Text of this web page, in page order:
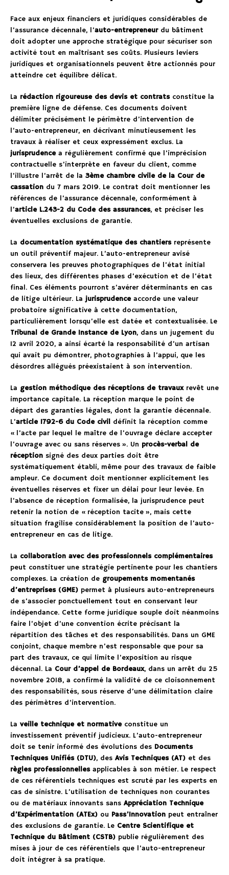
Face aux enjeux financiers et juridiques considérables de
l’assurance décennale, l’auto-entrepreneurdu bâtiment
doit adopter une approche stratégique pour sécuriser son
activité tout en maîtrisant ses coûts. Plusieurs leviers
juridiques et organisationnels peuvent être actionnés pour
atteindre cet équilibre délicat.
La rédaction rigoureuse des devis et contratsconstitue la
première ligne de défense. Ces documents doivent
délimiter précisément le périmètre d’intervention de
l’auto-entrepreneur, en décrivant minutieusement les
travaux à réaliser et ceux expressément exclus. La
jurisprudencea régulièrement confirmé que l’imprécision
contractuelle s’interprète en faveur du client, comme
l’illustre l’arrêt de la 3ème chambre civile de la Cour de
cassation du 7 mars 2019. Le contrat doit mentionner les
références de l’assurance décennale, conformément à
l’article L.243-2 du Code des assurances, et préciser les
éventuelles exclusions de garantie.
La documentation systématique des chantiersreprésente
un outil préventif majeur. L’auto-entrepreneur avisé
conservera les preuves photographiques de l’état initial
des lieux, des différentes phases d’exécution et de l’état
final. Ces éléments pourront s’avérer déterminants en cas
de litige ultérieur. Lajurisprudenceaccorde une valeur
probatoire significative à cette documentation,
particulièrement lorsqu’elle est datée et contextualisée. Le
Tribunal de Grande Instance de Lyon, dans un jugement du
12 avril 2020, a ainsi écarté la responsabilité d’un artisan
qui avait pu démontrer, photographies à l’appui, que les
désordres allégués préexistaient à son intervention.
La gestion méthodique des réceptions de travauxrevêt une
importance capitale. La réception marque le point de
départ des garanties légales, dont la garantie décennale.
L’article 1792-6 du Code civil définit la réception comme
« l’acte par lequel le maître de l’ouvrage déclare accepter
l’ouvrage avec ou sans réserves ». Un procès-verbal de
réception signé des deux parties doit être
systématiquement établi, même pour des travaux de faible
ampleur. Ce document doit mentionner explicitement les
éventuelles réserves et fixer un délai pour leur levée. En
l’absence de réception formalisée, la jurisprudence peut
retenir la notion de « réception tacite », mais cette
situation fragilise considérablement la position de l’auto-
entrepreneur en cas de litige.
La collaboration avec des professionnels complémentaires
peut constituer une stratégie pertinente pour les chantiers
complexes. La création de groupements momentanés
d’entreprises (GME) permet à plusieurs auto-entrepreneurs
de s’associer ponctuellement tout en conservant leur
indépendance. Cette forme juridique souple doit néanmoins
faire l’objet d’une convention écrite précisant la
répartition des tâches et des responsabilités. Dans un GME
conjoint, chaque membre n’est responsable que pour sa
part des travaux, ce qui limite l’exposition au risque
décennal. La Cour d’appel de Bordeaux, dans un arrêt du 25
novembre 2018, a confirmé la validité de ce cloisonnement
des responsabilités, sous réserve d’une délimitation claire
des périmètres d’intervention.
La veille technique et normativeconstitue un
investissement préventif judicieux. L’auto-entrepreneur
doit se tenir informé des évolutions des Documents
Techniques Unifiés (DTU), des Avis Techniques (AT) et des
règles professionnellesapplicables à son métier. Le respect
de ces référentiels techniques est scruté par les experts en
cas de sinistre. L’utilisation de techniques non courantes
ou de matériaux innovants sans Appréciation Technique
d’Expérimentation (ATEx) ou Pass’Innovation peut entraîner
des exclusions de garantie. Le Centre Scientifique et
Technique du Bâtiment (CSTB) publie régulièrement des
mises à jour de ces référentiels que l’auto-entrepreneur
doit intégrer à sa pratique.